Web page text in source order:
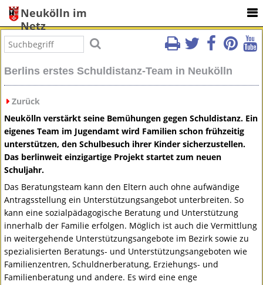
Neukölln im
Netz
Berlins erstes Schuldistanz-Team in Neukölln
Zurück
Neukölln verstärkt seine Bemühungen gegen Schuldistanz. Ein
eigenes Team im Jugendamt wird Familien schon frühzeitig
unterstützen, den Schulbesuch ihrer Kinder sicherzustellen.
Das berlinweit einzigartige Projekt startet zum neuen
Schuljahr.
Das Beratungsteam kann den Eltern auch ohne aufwändige
Antragsstellung ein Unterstützungsangebot unterbreiten. So
kann eine sozialpädagogische Beratung und Unterstützung
innerhalb der Familie erfolgen. Möglich ist auch die Vermittlung
in weitergehende Unterstützungsangebote im Bezirk sowie zu
spezialisierten Beratungs- und Unterstützungsangeboten wie
Familienzentren, Schuldnerberatung, Erziehungs- und
Familienberatung und andere. Es wird eine enge